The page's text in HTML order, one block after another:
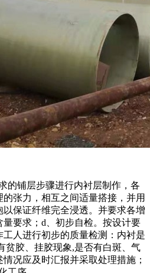
的铺层步骤进行内衬层制作，各
张力，相互之间适量搭接，并用
保证纤维完全浸透。并要求各增
要求；d、初步自检。按设计要
人进行初步的质量检测：内衬是
贫胶、挂胶现象,是否有白斑、气
况应及时汇报并采取处理措施；